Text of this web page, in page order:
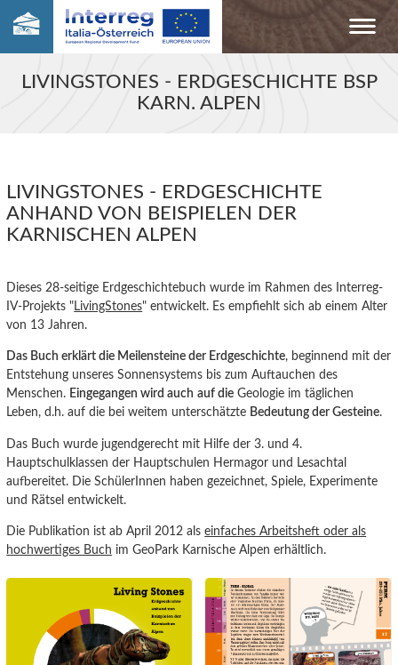
LIVINGSTONES - ERDGESCHICHTE BSP
KARN. ALPEN
LIVINGSTONES - ERDGESCHICHTE
ANHAND VON BEISPIELEN DER
KARNISCHEN ALPEN
Dieses 28-seitige Erdgeschichtebuch wurde im Rahmen des Interreg-
IV-Projekts " LivingStones" entwickelt. Es empfiehlt sich ab einem Alter
von 13 Jahren.
Das Buch erklärt die Meilensteine der Erdgeschichte, beginnend mit der
Entstehung unseres Sonnensystems bis zum Auftauchen des
Menschen. Eingegangen wird auch auf die Geologie im täglichen
Leben, d.h. auf die bei weitem unterschätzte Bedeutung der Gesteine.
Das Buch wurde jugendgerecht mit Hilfe der 3. und 4.
Hauptschulklassen der Hauptschulen Hermagor und Lesachtal
aufbereitet. Die SchülerInnen haben gezeichnet, Spiele, Experimente
und Rätsel entwickelt.
Die Publikation ist ab April 2012 alseinfaches Arbeitsheft oder als
hochwertiges Buch im GeoPark Karnische Alpen erhältlich.